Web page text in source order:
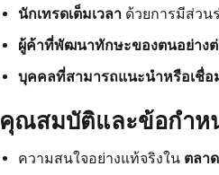
นักเทรดเต็มเวลาด้วยการมีส่วน
ผู้ค้าที่พัฒนาทักษะของตนอย่างต่
บุคคลที่สามารถแนะนำหรือเชื่อ
คุณสมบัติและข้อกำห
ความสนใจอย่างแท้จริงใน ตลา